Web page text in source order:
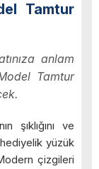
Tamtur
anlam
Tamtur
şıklığını ve
yüzük
çizgileri